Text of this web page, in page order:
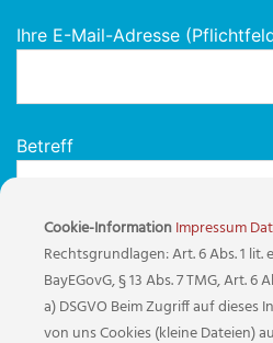
Ihre E-Mail-Adresse
Betreff
Ihre Nachricht
Cookie-InformationImpressum
Rechtsgrundlagen: Art. 6 Abs. 1 lit. e
BayEGovG, § 13 Abs. 7 TMG, Art. 6
a) DSGVO Beim Zugriff auf
von uns Cookies (kleine Dateien)